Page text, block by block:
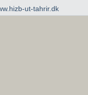
ut-tahrir.dk